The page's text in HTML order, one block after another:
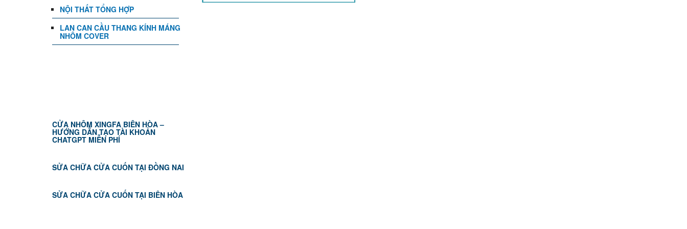
NỘI THẤT TỔNG HỢP
LAN CAN CẦU THANG KÍNH MÁNG
NHÔM COVER
CỬA NHÔM XINGFA BIÊN HÒA –
HƯỚNG DẪN TẠO TÀI KHOẢN
CHATGPT MIỄN PHÍ
SỬA CHỮA CỬA CUỐN TẠI ĐỒNG NAI
SỬA CHỮA CỬA CUỐN TẠI BIÊN HÒA